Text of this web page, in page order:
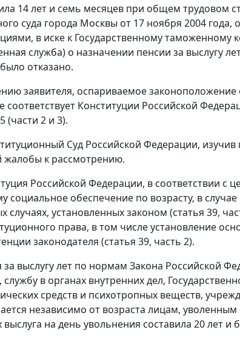
14 лет и семь месяцев при общем трудовом
суда города Москвы от 17 ноября 2004
в иске к Государственному
служба) о назначении пенсии за выслугу
отказано.
заявителя, оспариваемое законоположение
соответствует Конституции Российской
(части 2 и 3).
Суд Российской Федерации,
жалобы к рассмотрению.
Российской Федерации, в соответствии с
социальное обеспечение по возрасту, в
случаях, установленных законом (статья 39,
права, в том числе установление
законодателя (статья 39, часть 2).
за выслугу лет по нормам Закона Российской
службу в органах внутренних дел,
средств и психотропных веществ,
независимо от возраста лицам,
выслуга на день увольнения составила 20 лет и